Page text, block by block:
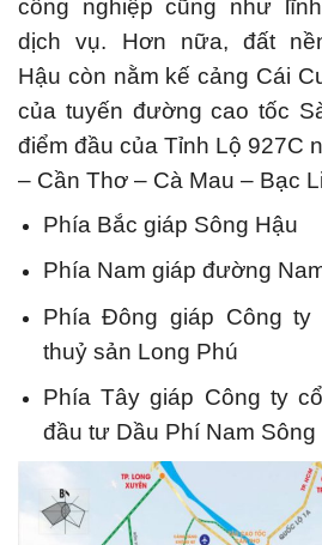
công nghiệp cũng như
dịch vụ. Hơn nữa, đất
Hậu còn nằm kế cảng Cái
của tuyến đường cao tốc
điểm đầu của Tỉnh Lộ 927C
– Cần Thơ – Cà Mau – Bạc
Phía Bắc giáp Sông Hậu
Phía Nam giáp đường
Phía Đông giáp Công ty
thuỷ sản Long Phú
Phía Tây giáp Công ty
đầu tư Dầu Phí Nam Sông